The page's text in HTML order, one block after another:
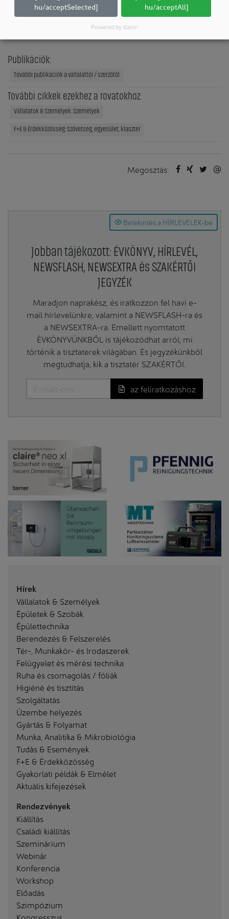
Lorenz Consult Ziviltechniker GmbH
8010 Graz
Publikációk:
További publikációk a vállalattól / szerzőtől
További cikkek ezekhez a rovatokhoz:
Vállalatok & Személyek: Személyek
F+E & Érdekközösség: Szövetség, egyesület, klaszter
Megosztás:
Betekintés a HÍRLEVELEK-be
Jobban tájékozott: ÉVKÖNYV, HÍRLEVÉL,
NEWSFLASH, NEWSEXTRA és SZAKÉRTŐI
JEGYZÉK
Maradjon naprakész, és iratkozzon fel havi e-
mail hírlevelünkre, valamint a NEWSFLASH-ra és
a NEWSEXTRA-ra. Emellett nyomtatott
ÉVKÖNYVÜNKBŐL is tájékozódhat arról, mi
történik a tisztaterek világában. És jegyzékünkből
megtudhatja, kik a tisztatér SZAKÉRTŐI.
az feliratkozáshoz
Hírek
Vállalatok & Személyek
Épületek & Szobák
Épülettechnika
Berendezés & Felszerelés
Tér-, Munkakör- és Irodaszerek
Felügyelet és mérési technika
Ruha és csomagolás / fóliák
Higiéné és tisztítás
Szolgáltatás
Üzembe helyezés
Gyártás & Folyamat
Munka, Analitika & Mikrobiológia
Tudás & Események
F+E & Érdekközösség
Gyakorlati példák & Elmélet
Aktuális kifejezések
Rendezvények
Kiállítás
Családi kiállítás
Szeminárium
Webinár
Konferencia
Workshop
Előadás
Szimpózium
Kongresszus
hu/acceptSelected]
hu/acceptAll]
Powered by Klaro!